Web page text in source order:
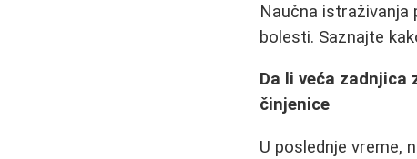
Naučna istraživanja
bolesti. Saznajte
Da li veća
činjenice
U poslednje vreme,